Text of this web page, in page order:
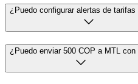
¿Puedo configurar alertas de tarifas
¿Puedo enviar 500 COP a MTL con